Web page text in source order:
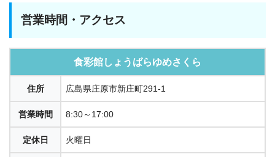
営業時間・アクセス
食彩館しょうばらゆめさくら
住所 広島県庄原市新庄町291-1
営業時間 8:30～17:00
定休日 火曜日